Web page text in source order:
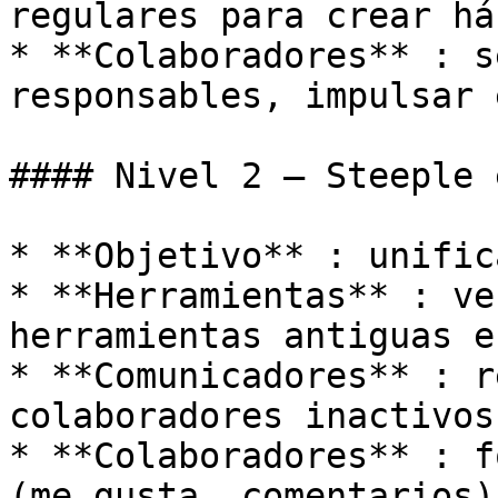
regulares para crear
* **Colaboradores** :
responsables,
#### Nivel 2 —
* **Objetivo** :
* **Herramientas** :
herramientas antiguas
* **Comunicadores** :
colaboradores
* **Colaboradores** :